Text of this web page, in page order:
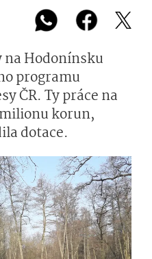
na Hodonínsku
programu
ČR. Ty práce na
korun,
dotace.